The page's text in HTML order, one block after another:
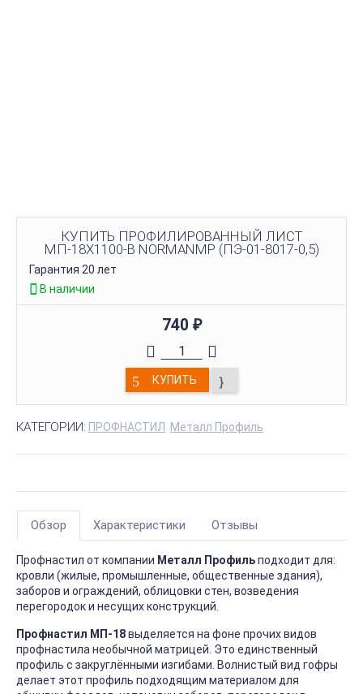
КУПИТЬ ПРОФИЛИРОВАННЫЙ ЛИСТ
МП-18Х1100-B NORMANMP (ПЭ-01-8017-0,5)
Гарантия 20 лет
В наличии
740 ₽
КУПИТЬ
КАТЕГОРИИ: ПРОФНАСТИЛ Металл Профиль
Обзор Характеристики Отзывы
Профнастил от компании Металл Профильподходит для:
кровли (жилые, промышленные, общественные здания),
заборов и ограждений, облицовки стен, возведения
перегородок и несущих конструкций.
Профнастил МП-18выделяется на фоне прочих видов
профнастила необычной матрицей. Это единственный
профиль с закруглёнными изгибами. Волнистый вид гофры
делает этот профиль подходящим материалом для